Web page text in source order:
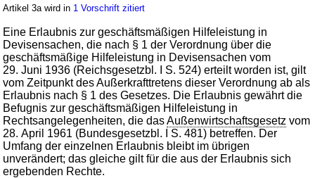
Artikel 3a wird in 1 Vorschrift zitiert
Eine Erlaubnis zur geschäftsmäßigen Hilfeleistung in
Devisensachen, die nach § 1 der Verordnung über die
geschäftsmäßige Hilfeleistung in Devisensachen vom
29. Juni 1936 (Reichsgesetzbl. I S. 524) erteilt worden ist, gilt
vom Zeitpunkt des Außerkrafttretens dieser Verordnung ab als
Erlaubnis nach § 1 des Gesetzes. Die Erlaubnis gewährt die
Befugnis zur geschäftsmäßigen Hilfeleistung in
Rechtsangelegenheiten, die dasAußenwirtschaftsgesetz vom
28. April 1961 (Bundesgesetzbl. I S. 481) betreffen. Der
Umfang der einzelnen Erlaubnis bleibt im übrigen
unverändert; das gleiche gilt für die aus der Erlaubnis sich
ergebenden Rechte.